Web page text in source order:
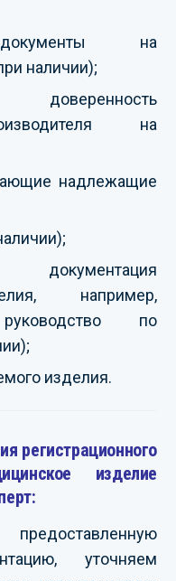
на
наличии);
доверенность
на
надлежащие
документация
например,
по
изделия.
регистрационного
изделие
уточняем